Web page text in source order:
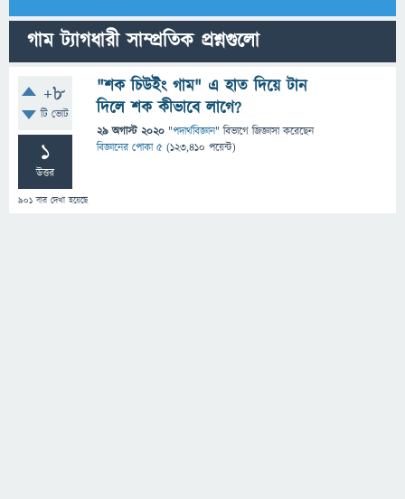
গাম ট্যাগধারী সাম্প্রতিক প্রশ্নগুলো
+8
টি ভোট
1
উত্তর
901 বার দেখা হয়েছে
"শক চিউইং গাম" এ হাত দিয়ে টান
দিলে শক কীভাবে লাগে?
29 অগাস্ট 2020 "পদার্থবিজ্ঞান" বিভাগে জিজ্ঞাসাকরেছেন
বিজ্ঞানের পোকা ৫ (123,410 পয়েন্ট)